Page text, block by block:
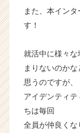
また、本イン
す！
就活中に様々
まりないのかな
思うのですが、
アイデンティ
ちは毎回
全員が仲良く